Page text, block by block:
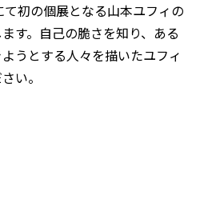
初の個展となる山本ユフィの
す。自己の脆さを知り、ある
うとする人々を描いたユフィ
い。